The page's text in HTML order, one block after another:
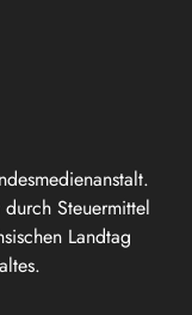
Steuermittel
Landtag